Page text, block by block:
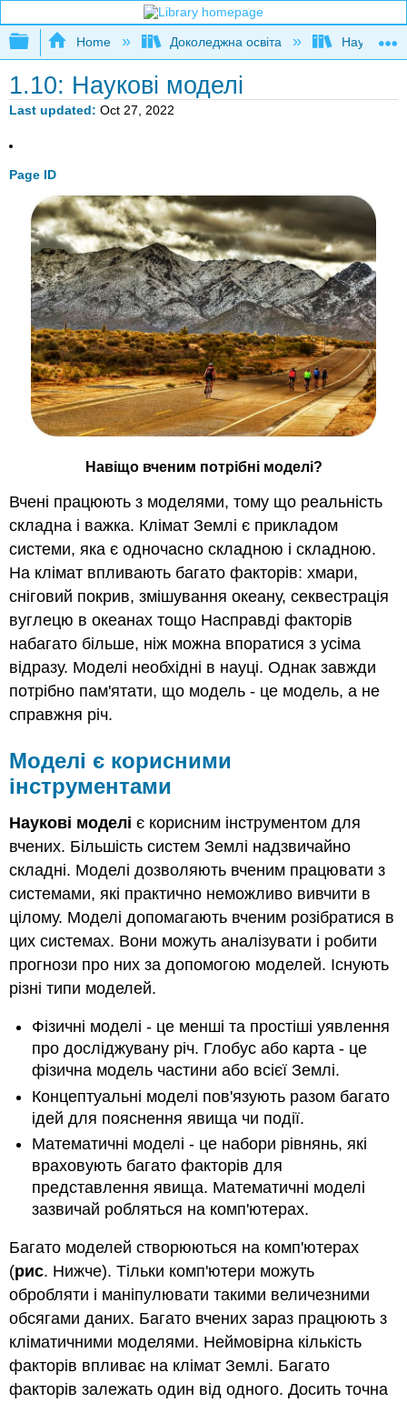
Expand/collapse global hierarchy
Home Доколеджна освіта Наука і
1.10: Наукові моделі
Last updated Oct 27, 2022
Page ID
Навіщо вченим потрібні моделі?
Вчені працюють з моделями, тому що реальність
складна і важка. Клімат Землі є прикладом
системи, яка є одночасно складною і складною.
На клімат впливають багато факторів: хмари,
сніговий покрив, змішування океану, секвестрація
вуглецю в океанах тощо Насправді факторів
набагато більше, ніж можна впоратися з усіма
відразу. Моделі необхідні в науці. Однак завжди
потрібно пам'ятати, що модель - це модель, а не
справжня річ.
Моделі є корисними
інструментами
Наукові моделі є корисним інструментом для
вчених. Більшість систем Землі надзвичайно
складні. Моделі дозволяють вченим працювати з
системами, які практично неможливо вивчити в
цілому. Моделі допомагають вченим розібратися в
цих системах. Вони можуть аналізувати і робити
прогнози про них за допомогою моделей. Існують
різні типи моделей.
Фізичні моделі - це менші та простіші уявлення
про досліджувану річ. Глобус або карта - це
фізична модель частини або всієї Землі.
Концептуальні моделі пов'язують разом багато
ідей для пояснення явища чи події.
Математичні моделі - це набори рівнянь, які
враховують багато факторів для
представлення явища. Математичні моделі
зазвичай робляться на комп'ютерах.
Багато моделей створюються на комп'ютерах
(рис. Нижче). Тільки комп'ютери можуть
обробляти і маніпулювати такими величезними
обсягами даних. Багато вчених зараз працюють з
кліматичними моделями. Неймовірна кількість
факторів впливає на клімат Землі. Багато
факторів залежать один від одного. Досить точна